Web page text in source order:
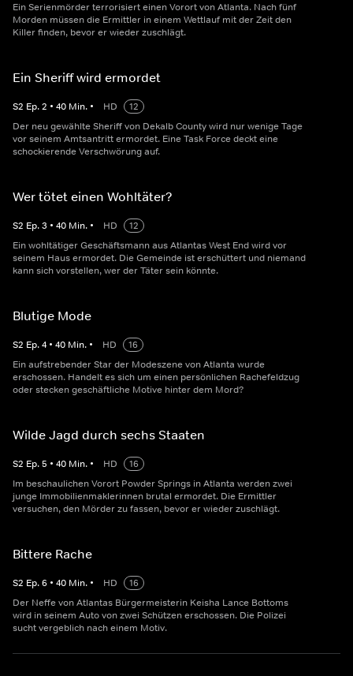
Ein Serienmörder terrorisiert einen Vorort von Atlanta. Nach fünf
Morden müssen die Ermittler in einem Wettlauf mit der Zeit den
Killer finden, bevor er wieder zuschlägt.
Ein Sheriff wird ermordet
S2 Ep.2 • 40 Min. • HD
12
Der neu gewählte Sheriff von Dekalb County wird nur wenige Tage
vor seinem Amtsantritt ermordet. Eine Task Force deckt eine
schockierende Verschwörung auf.
Wer tötet einen Wohltäter?
S2 Ep.3 • 40 Min. • HD
12
Ein wohltätiger Geschäftsmann aus Atlantas West End wird vor
seinem Haus ermordet. Die Gemeinde ist erschüttert und niemand
kann sich vorstellen, wer der Täter sein könnte.
Blutige Mode
S2 Ep.4 • 40 Min. • HD
16
Ein aufstrebender Star der Modeszene von Atlanta wurde
erschossen. Handelt es sich um einen persönlichen Rachefeldzug
oder stecken geschäftliche Motive hinter dem Mord?
Wilde Jagd durch sechs Staaten
S2 Ep.5 • 40 Min. • HD
16
Im beschaulichen Vorort Powder Springs in Atlanta werden zwei
junge Immobilienmaklerinnen brutal ermordet. Die Ermittler
versuchen, den Mörder zu fassen, bevor er wieder zuschlägt.
Bittere Rache
S2 Ep.6 • 40 Min. • HD
16
Der Neffe von Atlantas Bürgermeisterin Keisha Lance Bottoms
wird in seinem Auto von zwei Schützen erschossen. Die Polizei
sucht vergeblich nach einem Motiv.